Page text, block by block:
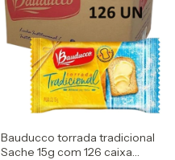
Bauducco torrada tradicional
Sache 15g com 126 caixa